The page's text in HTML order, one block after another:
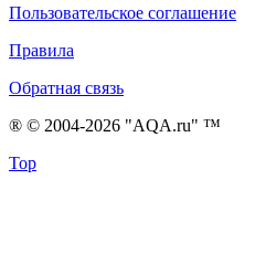
Пользовательское соглашение
Правила
Обратная связь
® © 2004-2026 "AQA.ru" ™
Top